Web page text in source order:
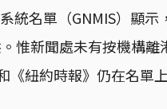
統名單（GNMIS）顯示
惟新聞處未有按機構離
《紐約時報》仍在名單